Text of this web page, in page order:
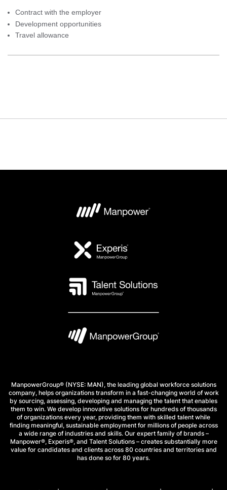
Contract with the employer
Development opportunities
Travel allowance
ManpowerGroup® (NYSE: MAN), the leading global workforce solutions
company, helps organizations transform in a fast-changing world of work
by sourcing, assessing, developing and managing the talent that enables
them to win. We develop innovative solutions for hundreds of thousands
of organizations every year, providing them with skilled talent while
finding meaningful, sustainable employment for millions of people across
a wide range of industries and skills. Our expert family of brands –
Manpower®, Experis®, and Talent Solutions – creates substantially more
value for candidates and clients across 80 countries and territories and
has done so for 80 years.